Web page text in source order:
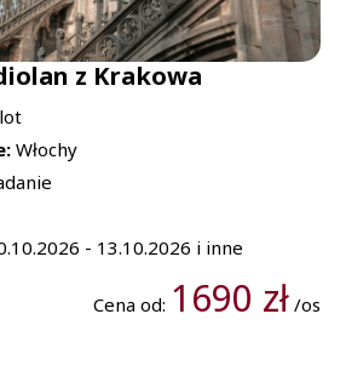
z Krakowa
Włochy
- 13.10.2026 i inne
Cena od: 1690 zł/os